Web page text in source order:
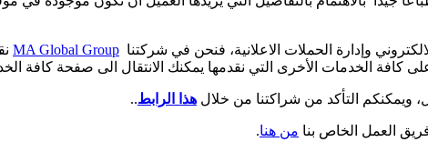
وإدارة الحملات الاعلانية، فنحن في شركتنا MA Global Group
كافة الخدمات الأخرى التي نقدمها يمكنك الانتقال الى صفحة كافة
ويمكنكم التأكد من شراكتنا من خلال هذا الرابط..
العمل الخاص بنا من هنا.